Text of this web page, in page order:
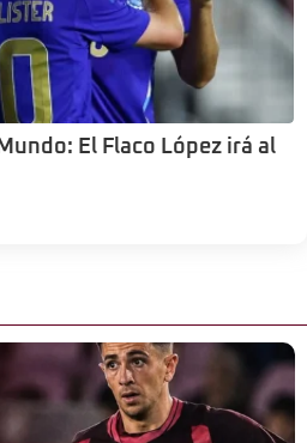
El Flaco López irá al